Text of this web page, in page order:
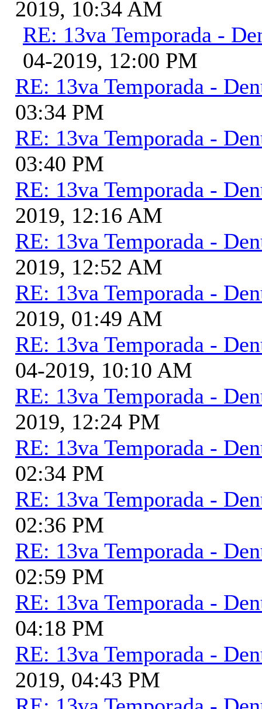
2019, 10:34 AM
RE: 13va Temporada -
04-2019, 12:00 PM
RE: 13va Temporada -
03:34 PM
RE: 13va Temporada -
03:40 PM
RE: 13va Temporada -
2019, 12:16 AM
RE: 13va Temporada -
2019, 12:52 AM
RE: 13va Temporada -
2019, 01:49 AM
RE: 13va Temporada -
04-2019, 10:10 AM
RE: 13va Temporada -
2019, 12:24 PM
RE: 13va Temporada -
02:34 PM
RE: 13va Temporada -
02:36 PM
RE: 13va Temporada -
02:59 PM
RE: 13va Temporada -
04:18 PM
RE: 13va Temporada -
2019, 04:43 PM